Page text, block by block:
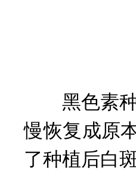
黑色素种
慢恢复成原
了种植后白